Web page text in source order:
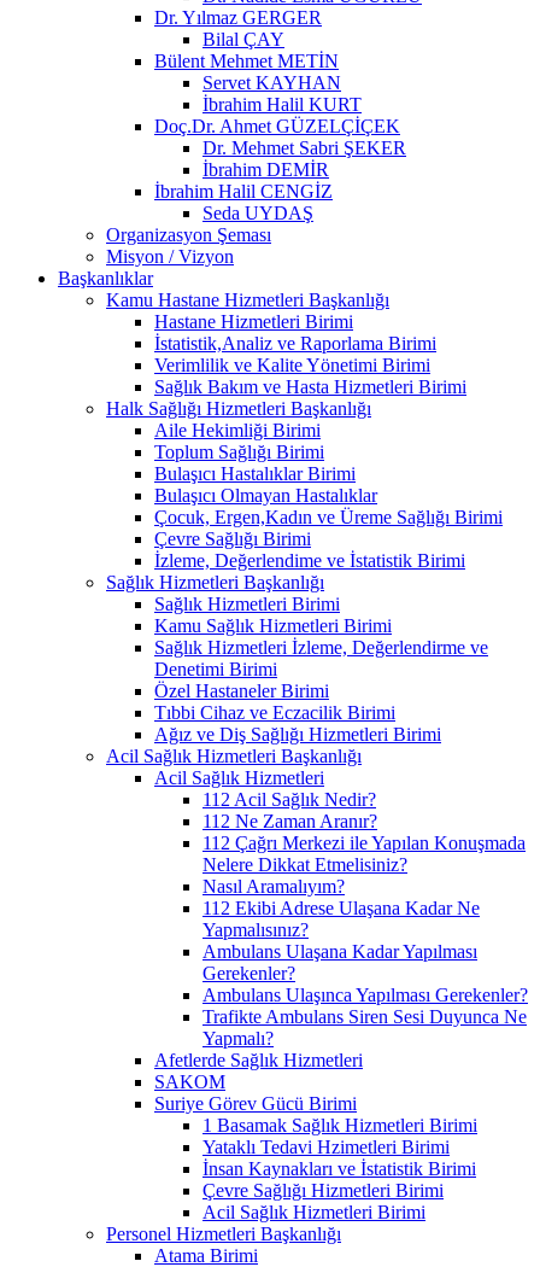
Dr. Yılmaz GERGER
Bilal ÇAY
Bülent Mehmet METİN
Servet KAYHAN
İbrahim Halil KURT
Doç.Dr. Ahmet GÜZELÇİÇEK
Dr. Mehmet Sabri ŞEKER
İbrahim DEMİR
İbrahim Halil CENGİZ
Seda UYDAŞ
Organizasyon Şeması
Misyon / Vizyon
Başkanlıklar
Kamu Hastane Hizmetleri Başkanlığı
Hastane Hizmetleri Birimi
İstatistik,Analiz ve Raporlama Birimi
Verimlilik ve Kalite Yönetimi Birimi
Sağlık Bakım ve Hasta Hizmetleri Birimi
Halk Sağlığı Hizmetleri Başkanlığı
Aile Hekimliği Birimi
Toplum Sağlığı Birimi
Bulaşıcı Hastalıklar Birimi
Bulaşıcı Olmayan Hastalıklar
Çocuk, Ergen,Kadın ve Üreme Sağlığı Birimi
Çevre Sağlığı Birimi
İzleme, Değerlendime ve İstatistik Birimi
Sağlık Hizmetleri Başkanlığı
Sağlık Hizmetleri Birimi
Kamu Sağlık Hizmetleri Birimi
Sağlık Hizmetleri İzleme, Değerlendirme ve
Denetimi Birimi
Özel Hastaneler Birimi
Tıbbi Cihaz ve Eczacilik Birimi
Ağız ve Diş Sağlığı Hizmetleri Birimi
Acil Sağlık Hizmetleri Başkanlığı
Acil Sağlık Hizmetleri
112 Acil Sağlık Nedir?
112 Ne Zaman Aranır?
112 Çağrı Merkezi ile Yapılan Konuşmada
Nelere Dikkat Etmelisiniz?
Nasıl Aramalıyım?
112 Ekibi Adrese Ulaşana Kadar Ne
Yapmalısınız?
Ambulans Ulaşana Kadar Yapılması
Gerekenler?
Ambulans Ulaşınca Yapılması Gerekenler?
Trafikte Ambulans Siren Sesi Duyunca Ne
Yapmalı?
Afetlerde Sağlık Hizmetleri
SAKOM
Suriye Görev Gücü Birimi
1 Basamak Sağlık Hizmetleri Birimi
Yataklı Tedavi Hzimetleri Birimi
İnsan Kaynakları ve İstatistik Birimi
Çevre Sağlığı Hizmetleri Birimi
Acil Sağlık Hizmetleri Birimi
Personel Hizmetleri Başkanlığı
Atama Birimi